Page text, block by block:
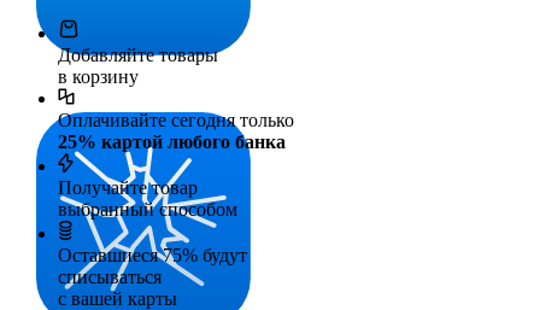
Добавляйте товары
в корзину
Оплачивайте сегодня только
25% картой любого банка
Получайте товар
выбранный способом
Оставшиеся75% будут
списываться
с вашей карты